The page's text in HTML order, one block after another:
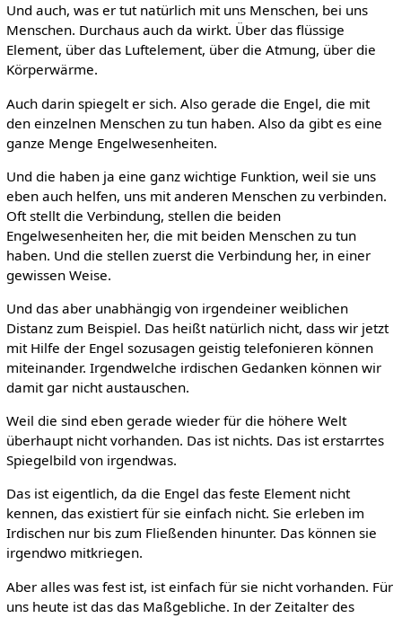
Und auch, was er tut natürlich mit uns Menschen, bei uns
Menschen. Durchaus auch da wirkt. Über das flüssige
Element, über das Luftelement, über die Atmung, über die
Körperwärme.
Auch darin spiegelt er sich. Also gerade die Engel, die mit
den einzelnen Menschen zu tun haben. Also da gibt es eine
ganze Menge Engelwesenheiten.
Und die haben ja eine ganz wichtige Funktion, weil sie uns
eben auch helfen, uns mit anderen Menschen zu verbinden.
Oft stellt die Verbindung, stellen die beiden
Engelwesenheiten her, die mit beiden Menschen zu tun
haben. Und die stellen zuerst die Verbindung her, in einer
gewissen Weise.
Und das aber unabhängig von irgendeiner weiblichen
Distanz zum Beispiel. Das heißt natürlich nicht, dass wir jetzt
mit Hilfe der Engel sozusagen geistig telefonieren können
miteinander. Irgendwelche irdischen Gedanken können wir
damit gar nicht austauschen.
Weil die sind eben gerade wieder für die höhere Welt
überhaupt nicht vorhanden. Das ist nichts. Das ist erstarrtes
Spiegelbild von irgendwas.
Das ist eigentlich, da die Engel das feste Element nicht
kennen, das existiert für sie einfach nicht. Sie erleben im
Irdischen nur bis zum Fließenden hinunter. Das können sie
irgendwo mitkriegen.
Aber alles was fest ist, ist einfach für sie nicht vorhanden. Für
uns heute ist das das Maßgebliche. In der Zeitalter des